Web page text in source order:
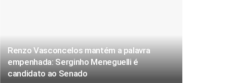
Renzo Vasconcelos mantém a palavra
empenhada: Serginho Meneguelli é
candidato ao Senado